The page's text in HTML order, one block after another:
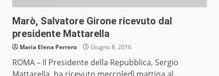
Marò, Salvatore Girone ricevuto dal
presidente Mattarella
Maria Elena Perrero Giugno 8, 2016
ROMA – Il Presidente della Repubblica, Sergio